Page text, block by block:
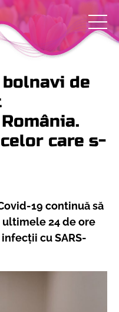
bolnavi de
care s-
19 continuă să
ultimele 24 de ore
cu SARS-